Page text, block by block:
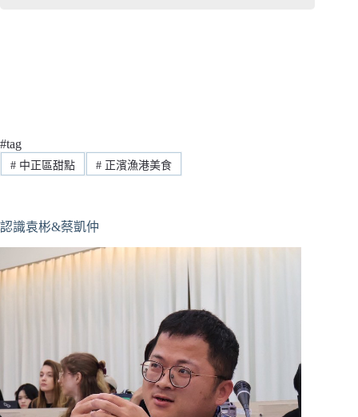
#tag
#中正區甜點 #正濱漁港美食
認識袁彬&蔡凱仲